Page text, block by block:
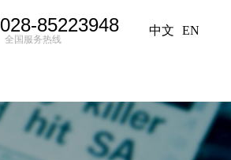
028-85223948
全国服务热线
中文 EN